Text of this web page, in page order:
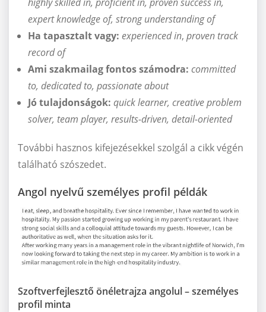
expert knowledge of, strong understanding of
Ha tapasztalt vagy: experienced in, proven track
record of
Ami szakmailag fontos számodra: committed
to, dedicated to, passionate about
Jó tulajdonságok: quick learner, creative problem
solver, team player, results-driven, detail-oriented
További hasznos kifejezésekkel szolgál a cikk végén
található szószedet.
Angol nyelvű személyes profil példák
Szoftverfejlesztő önéletrajza angolul – személyes
profil minta